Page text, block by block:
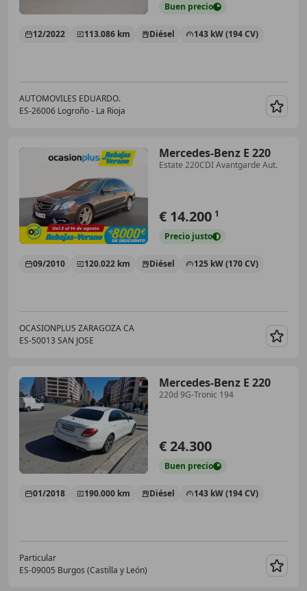
Buen precio
12/2022 113.086 km Diésel 143 kW (194 CV)
AUTOMOVILES EDUARDO.
ES-26006 Logroño - La Rioja
Mercedes-Benz E 220
Estate 220CDI Avantgarde Aut.
€ 14.200 1
Precio justo
09/2010 120.022 km Diésel 125 kW (170 CV)
OCASIONPLUS ZARAGOZA CA
ES-50013 SAN JOSE
Mercedes-Benz E 220
220d 9G-Tronic 194
€ 24.300
Buen precio
01/2018 190.000 km Diésel 143 kW (194 CV)
Particular
ES-09005 Burgos (Castilla y León)